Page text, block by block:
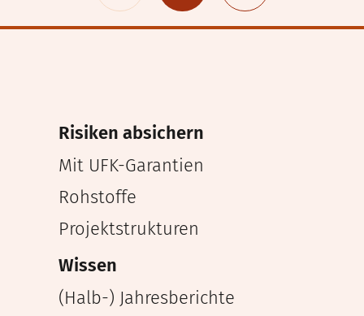
Risiken absichern
Mit UFK-Garantien
Rohstoffe
Projektstrukturen
Wissen
(Halb-) Jahresberichte